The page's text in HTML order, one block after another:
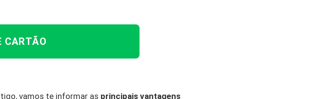
CARTÃO
vamos te informar as principais vantagens